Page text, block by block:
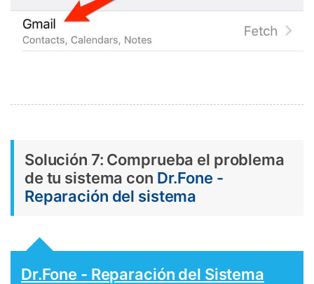
Solución 7: Comprueba el problema
de tu sistema con Dr.Fone -
Reparación del sistema
Dr.Fone - Reparación del Sistema